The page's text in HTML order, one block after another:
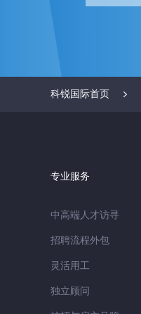
科锐国际首页
专业服务
中高端人才访寻
招聘流程外包
灵活用工
独立顾问